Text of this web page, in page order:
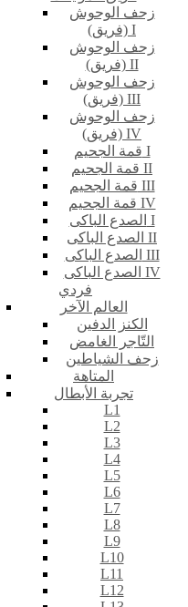
زحف الوحوش
(فريق) I
زحف الوحوش
(فريق) II
زحف الوحوش
(فريق) III
زحف الوحوش
(فريق) IV
قمة الجحيم I
قمة الجحيم II
قمة الجحيم III
قمة الجحيم IV
الصدع الباكى I
الصدع الباكى II
الصدع الباكى III
الصدع الباكى IV
فردي
العالم الآخر
الكنز الدفين
التّاجر الغامض
زحف الشياطين
المتاهة
تجربة الأبطال
L1
L2
L3
L4
L5
L6
L7
L8
L9
L10
L11
L12